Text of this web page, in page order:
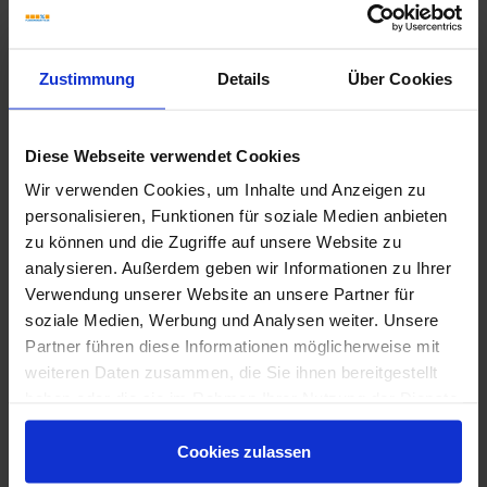
Zustimmung Details Über Cookies
Diese Webseite verwendet Cookies
Wir verwenden Cookies, um Inhalte und Anzeigen zu
personalisieren, Funktionen für soziale Medien anbieten
zu können und die Zugriffe auf unsere Website zu
analysieren. Außerdem geben wir Informationen zu Ihrer
Verwendung unserer Website an unsere Partner für
soziale Medien, Werbung und Analysen weiter. Unsere
Partner führen diese Informationen möglicherweise mit
weiteren Daten zusammen, die Sie ihnen bereitgestellt
gesammelt haben.
Cookies zulassen
Fliesenkleber
Art-Nr.: 7740025 (400-21)